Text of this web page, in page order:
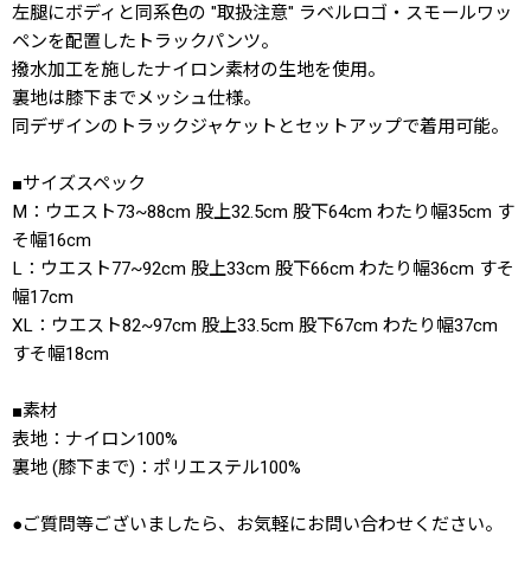
左腿にボディと同系色の "取扱注意" ラベルロゴ・スモールワッ
ペンを配置したトラックパンツ。
撥水加工を施したナイロン素材の生地を使用。
裏地は膝下までメッシュ仕様。
同デザインのトラックジャケットとセットアップで着用可能。
■サイズスペック
M：ウエスト73~88cm 股上32.5cm 股下64cm わたり幅35cm す
そ幅16cm
L：ウエスト77~92cm 股上33cm 股下66cm わたり幅36cm すそ
幅17cm
XL：ウエスト82~97cm 股上33.5cm 股下67cm わたり幅37cm
すそ幅18cm
■素材
表地：ナイロン100%
裏地 (膝下まで)：ポリエステル100%
●ご質問等ございましたら、お気軽にお問い合わせください。